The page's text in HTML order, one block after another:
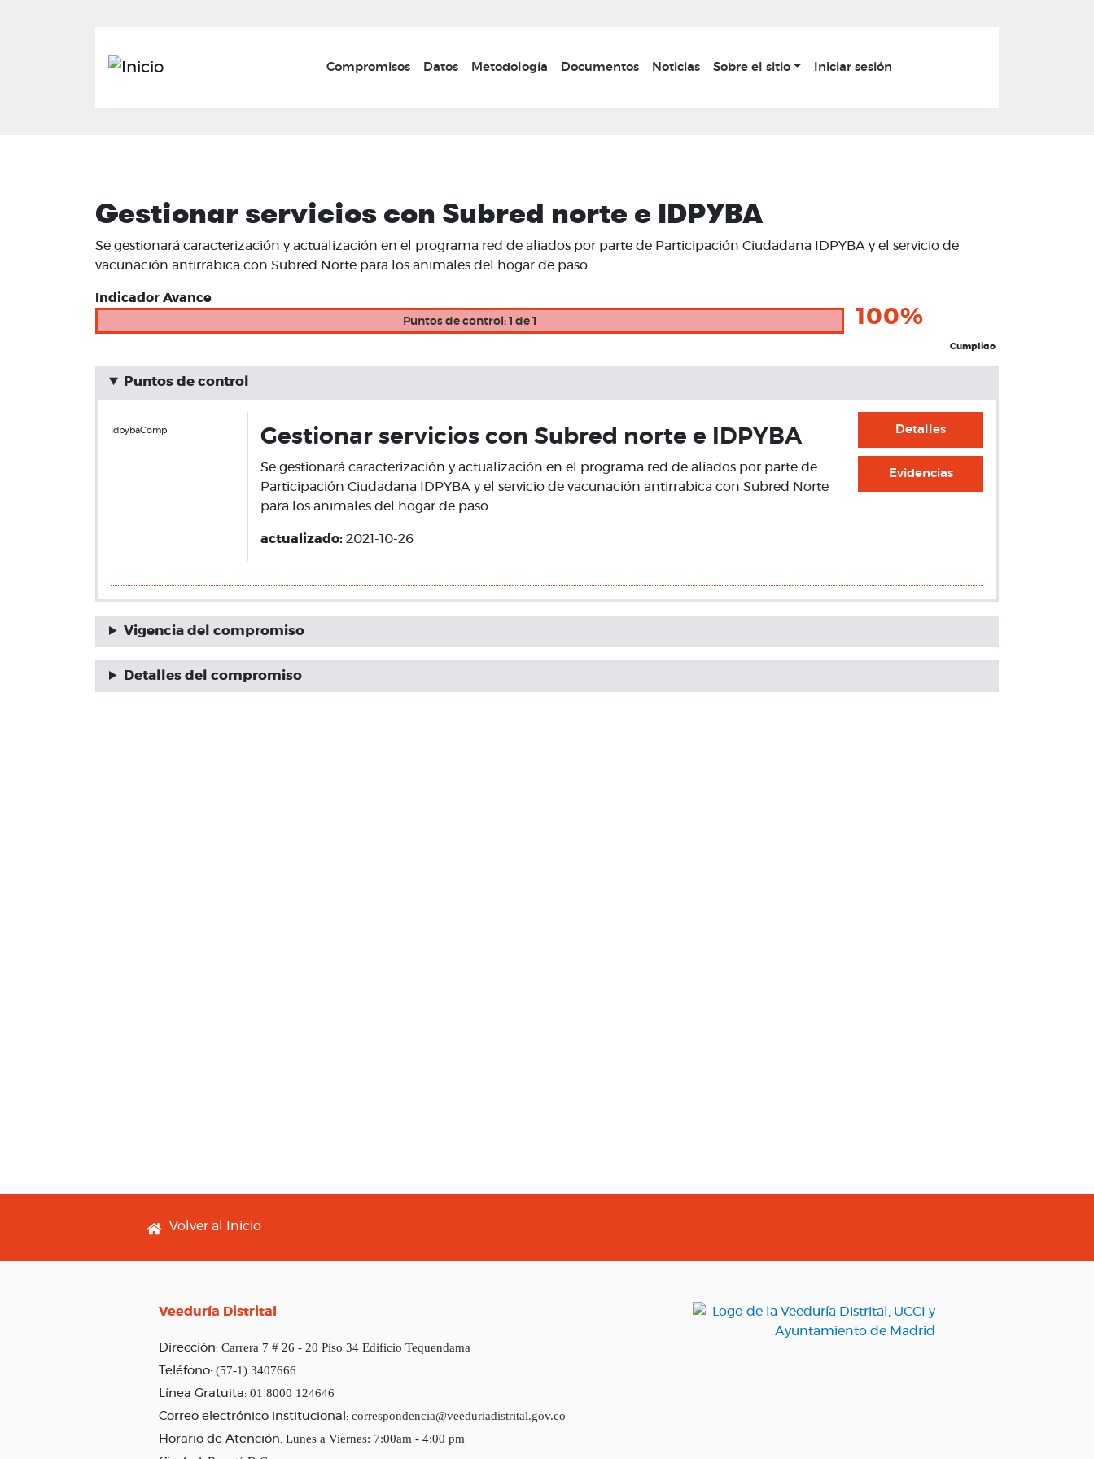
principal
Main navigation
Compromisos Datos Metodología Documentos Noticias Sobre el sitio Iniciar sesión
Gestionar servicios con Subred norte e IDPYBA
Se gestionará caracterización y actualización en el programa red de aliados por parte de Participación Ciudadana IDPYBA y el servicio de
vacunación antirrabica con Subred Norte para los animales del hogar de paso
Indicador Avance
Puntos de control: 1 de 1 100%
Cumplido
Puntos de control
IdpybaComp Gestionar servicios con Subred norte e IDPYBA
Se gestionará caracterización y actualización en el programa red de aliados por parte de
Participación Ciudadana IDPYBA y el servicio de vacunación antirrabica con Subred Norte
para los animales del hogar de paso
actualizado: 2021-10-26
Detalles
Evidencias
Vigencia del compromiso
Detalles del compromiso
Footer menu
Volver al Inicio
Veeduría Distrital
Dirección: Carrera 7 # 26 - 20 Piso 34 Edificio Tequendama
Teléfono: (57-1) 3407666
Línea Gratuita: 01 8000 124646
Correo electrónico institucional: correspondencia@veeduriadistrital.gov.co
Horario de Atención: Lunes a Viernes: 7:00am - 4:00 pm